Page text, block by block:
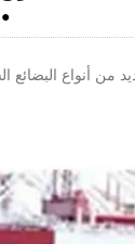
●
من أنواع البضائع